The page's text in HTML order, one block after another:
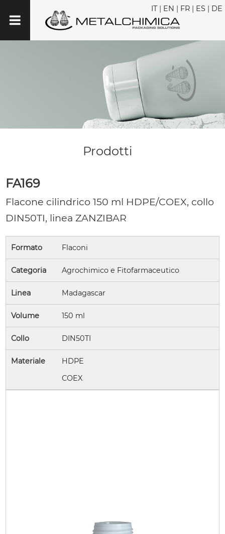
IT| EN | FR | ES | DE
Prodotti
FA169
Flacone cilindrico 150 ml HDPE/COEX, collo
DIN50TI, linea ZANZIBAR
Formato Flaconi
Categoria Agrochimico e Fitofarmaceutico
Linea Madagascar
Volume 150 ml
Collo DIN50TI
Materiale
HDPE
COEX